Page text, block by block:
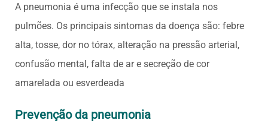
A pneumonia é uma infecção que se instala nos
pulmões. Os principais sintomas da doença são: febre
alta, tosse, dor no tórax, alteração na pressão arterial,
confusão mental, falta de ar e secreção de cor
amarelada ou esverdeada
Prevenção da pneumonia